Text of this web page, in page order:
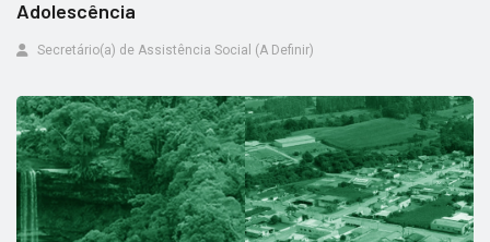
Adolescência
Secretário(a) de Assistência Social (A Definir)